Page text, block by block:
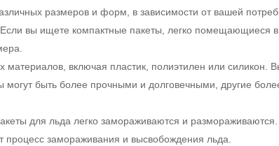
размеров и форм, в зависимости от вашей
вы ищете компактные пакеты, легко помещающиеся в
материалов, включая пластик, полиэтилен или силикон.
быть более прочными и долговечными, другие
для льда легко замораживаются и размораживаются.
замораживания и высвобождения льда.